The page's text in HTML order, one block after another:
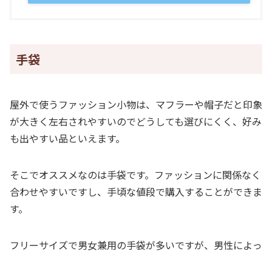
手袋
屋外で使うファッション小物は、マフラーや帽子だと印象
が大きく左右されやすいのでどうしても選びにくく、好み
も出やすい品といえます。
そこでオススメなのは手袋です。ファッションに関係なく
合わせやすいですし、手頃な値段で購入することができま
す。
フリーサイズで男女兼用の手袋が多いですが、男性によっ